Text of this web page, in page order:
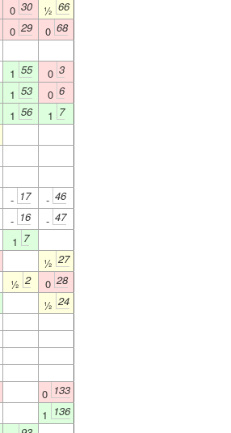
0 30 ½ 66
0 29 0 68
1 55 0 3
1 53 0 6
1 56 1 7
- 17 - 46
- 16 - 47
1 7
½ 27
½ 2 0 28
½ 24
0 133
1 136